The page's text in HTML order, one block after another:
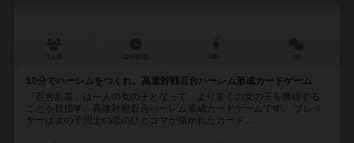
10分でハーレムをつくれ。高速対戦百合ハーレム形成カードゲーム
「百合乱慕」は一人の女の子となって、より多くの女の子を獲得する
ことを目指す、高速対戦百合ハーレム形成カードゲームです。 プレイ
ヤーは女の子同士の恋のひとコマが描かれたカード...